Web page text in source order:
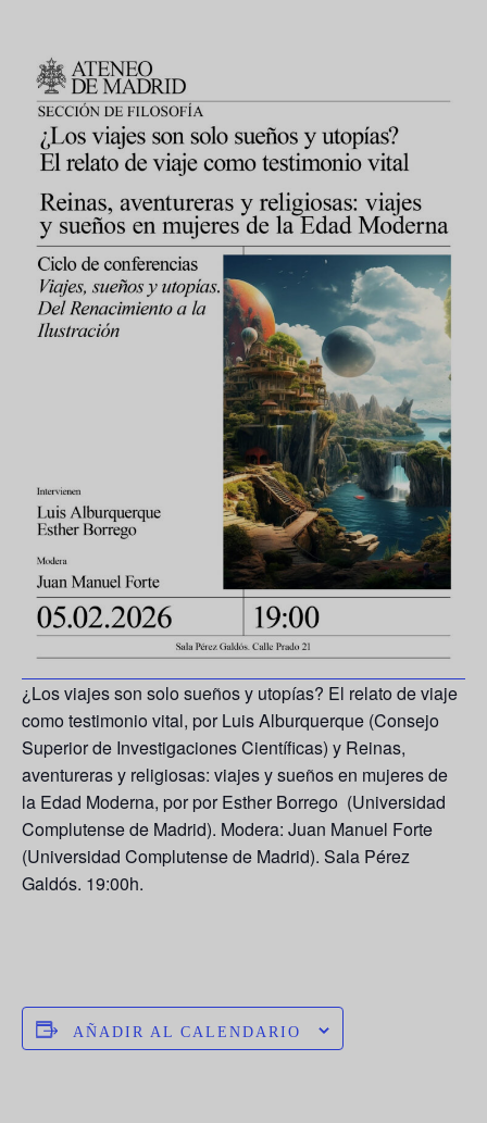
¿Los viajes son solo sueños y utopías? El relato de viaje
como testimonio vital, por Luis Alburquerque (Consejo
Superior de Investigaciones Científicas) y Reinas,
aventureras y religiosas: viajes y sueños en mujeres de
la Edad Moderna, por por Esther Borrego (Universidad
Complutense de Madrid). Modera: Juan Manuel Forte
(Universidad Complutense de Madrid). Sala Pérez
Galdós. 19:00h.
AÑADIR AL CALENDARIO